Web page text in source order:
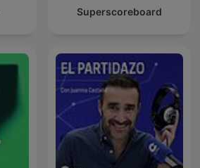
Superscoreboard